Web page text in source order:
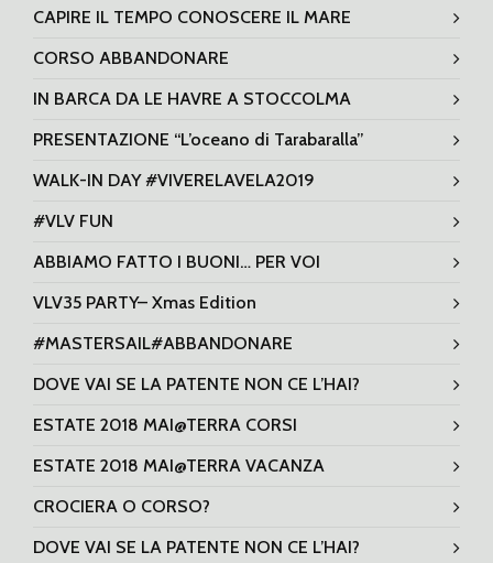
CAPIRE IL TEMPO CONOSCERE IL MARE
CORSO ABBANDONARE
IN BARCA DA LE HAVRE A STOCCOLMA
PRESENTAZIONE “L’oceano di Tarabaralla”
WALK-IN DAY #VIVERELAVELA2019
#VLV FUN
ABBIAMO FATTO I BUONI… PER VOI
VLV35 PARTY– Xmas Edition
#MASTERSAIL#ABBANDONARE
DOVE VAI SE LA PATENTE NON CE L’HAI?
ESTATE 2018 MAI@TERRA CORSI
ESTATE 2018 MAI@TERRA VACANZA
CROCIERA O CORSO?
DOVE VAI SE LA PATENTE NON CE L’HAI?